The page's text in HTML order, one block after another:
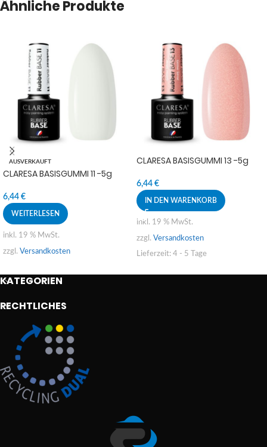
Ähnliche Produkte
AUSVERKAUFT
CLARESA BASISGUMMI 11 -5g
6,44 €
WEITERLESEN
inkl. 19 % MwSt.
zzgl. Versandkosten
CLARESA BASISGUMMI 13 -5g
6,44 €
IN DEN WARENKORB
inkl. 19 % MwSt.
zzgl. Versandkosten
Lieferzeit: 4 - 5 Tage
KATEGORIEN
RECHTLICHES